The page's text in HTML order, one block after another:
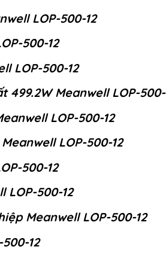
LOP-500-12
500-12
LOP-500-12
499.2W Meanwell LOP-500-
LOP-500-12
LOP-500-12
500-12
LOP-500-12
Meanwell LOP-500-12
12